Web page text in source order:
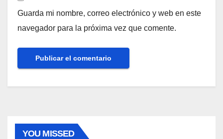
Guarda mi nombre, correo electrónico y web en este
navegador para la próxima vez que comente.
YOU MISSED